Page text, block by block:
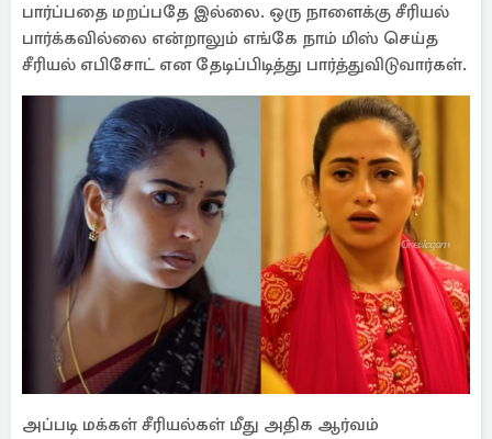
பார்ப்பதை மறப்பதே இல்லை. ஒரு நாளைக்கு சீரியல்
பார்க்கவில்லை என்றாலும் எங்கே நாம் மிஸ் செய்த
சீரியல் எபிசோட் என தேடிப்பிடித்து பார்த்துவிடுவார்கள்.
அப்படி மக்கள் சீரியல்கள் மீது அதிக ஆர்வம்